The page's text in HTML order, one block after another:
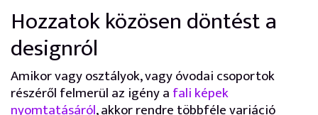
Hozzatok közösen döntést a
designról
Amikor vagy osztályok, vagy óvodai csoportok
részéről felmerül az igény afali képek
nyomtatásáról, akkor rendre többféle variáció